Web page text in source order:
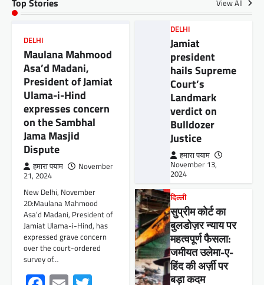
चुनावी हलचल,बिहार
पुर्व सांसद शहाबुद्दीन की पत्नी और बेटे
ओसामा आरजेडी में शामिल
हमारा पयाम October 27, 2024
पटना:दिवंगत राष्ट्रीय जनता दल (आरजेडी) नेता और
सिवान के पूर्व सांसद मोहम्मद शहाबुद्दीन के पुत्र ओसामा
शहाब और उनकी पत्नी…
Facebook
EmailTwitter
Share
बिहार,शिक्षा
बिहार में शिक्षकों को उपस्थिति दर्ज करने में
परेशानी, व्यवस्था में बदलाव की मांग
हमारा पयाम October 26, 2024
पटना।आज दिनांक 26 अक्टूबर, ई शिक्षा कोष से उपस्थिति
दर्ज करने में आ रही कठिनाईयों को ठीक करने अन्यथा
इस…
Facebook
Email
Twitter
Share
View All
DELHI
Maulana Mahmood
Asa’d Madani,
President of Jamiat
Ulama-i-Hind
expresses concern
on the Sambhal
Jama Masjid
Dispute
हमारा पयाम
November
21, 2024
New Delhi, November
20:Maulana Mahmood
Asa’d Madani, President of
Jamiat Ulama-i-Hind, has
expressed grave concern
over the court-ordered
survey of…
DELHI
Jamiat
president
hails Supreme
Court’s
Landmark
verdict on
Bulldozer
Justice
हमारा पयाम
November 13,
2024
दिल्ली
सुप्रीम कोर्ट का
बुलडोज़र न्याय पर
महत्वपूर्ण फैसला:
जमीयत उलेमा-ए-
हिंद की अर्ज़ी पर
बड़ा कदम